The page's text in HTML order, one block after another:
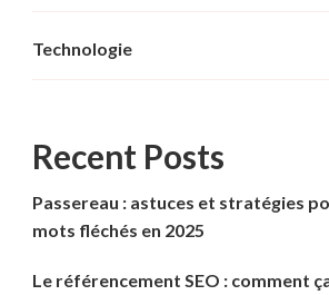
Technologie
Recent Posts
Passereau : astuces et stratégies
mots fléchés en 2025
Le référencement SEO : comment